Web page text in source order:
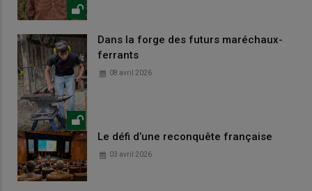
Dans la forge des futurs maréchaux-
ferrants
08 avril 2026
Le défi d’une reconquête française
03 avril 2026